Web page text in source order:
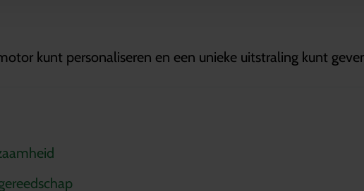
kunt personaliseren en een unieke uitstraling kunt